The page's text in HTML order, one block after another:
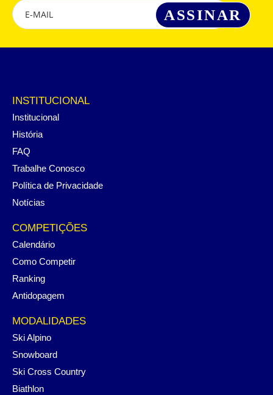
INSTITUCIONAL
Institucional
História
FAQ
Trabalhe Conosco
Política de Privacidade
Notícias
COMPETIÇÕES
Calendário
Como Competir
Ranking
Antidopagem
MODALIDADES
Ski Alpino
Snowboard
Ski Cross Country
Biathlon